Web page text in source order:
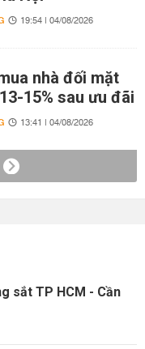
19:54 | 04/08/2026
nhà đối mặt
15% sau ưu đãi
13:41 | 04/08/2026
sắt TP HCM - Cần